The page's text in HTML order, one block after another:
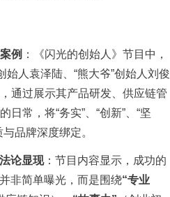
例 ：《闪光的创始人》节目中，
始人袁泽陆、“熊大爷”创始人刘俊
通过展示其产品研发、供应链管
日常，将“务实”、“创新”、“坚
品牌深度绑定。
论显现：节目内容显示，成功的
非简单曝光，而是围绕“专业